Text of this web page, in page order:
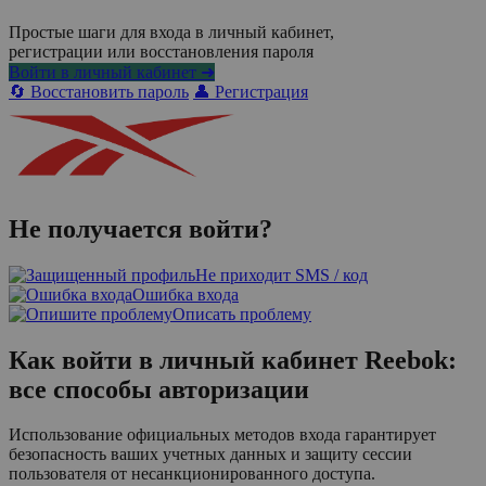
Простые шаги для входа в личный кабинет,
регистрации или восстановления пароля
Войти в личный кабинет ➜
🔄 Восстановить пароль 👤 Регистрация
Не получается войти?
Не приходит SMS / код
Ошибка входа
Описать проблему
Как войти в личный кабинет Reebok:
все способы авторизации
Использование официальных методов входа гарантирует
безопасность ваших учетных данных и защиту сессии
пользователя от несанкционированного доступа.